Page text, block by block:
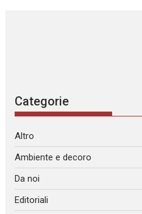
Categorie
Altro
Ambiente e decoro
Da noi
Editoriali